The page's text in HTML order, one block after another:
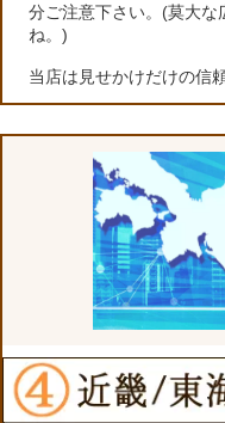
分ご注意下さい。(莫大な
ね。)
当店は見せかけだけの信